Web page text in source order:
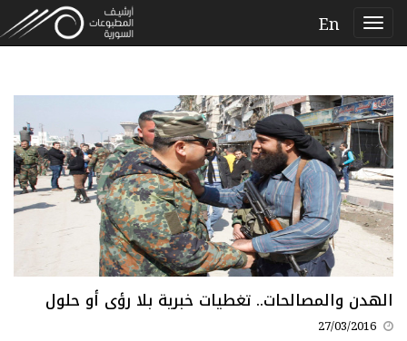
En
الهدن والمصالحات.. تغطيات خبرية بلا رؤى أو حلول
27/03/2016